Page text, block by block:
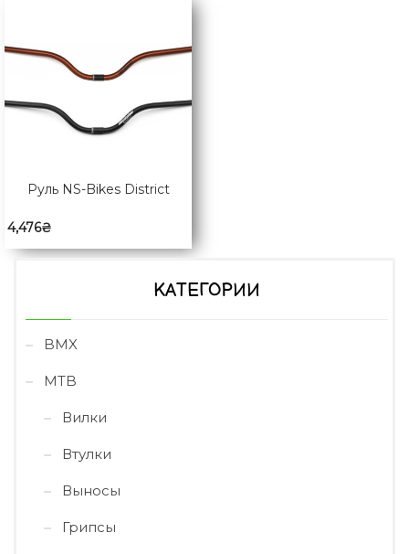
Руль NS-Bikes District
4,476₴
КАТЕГОРИИ
BMX
MTB
Вилки
Втулки
Выносы
Грипсы